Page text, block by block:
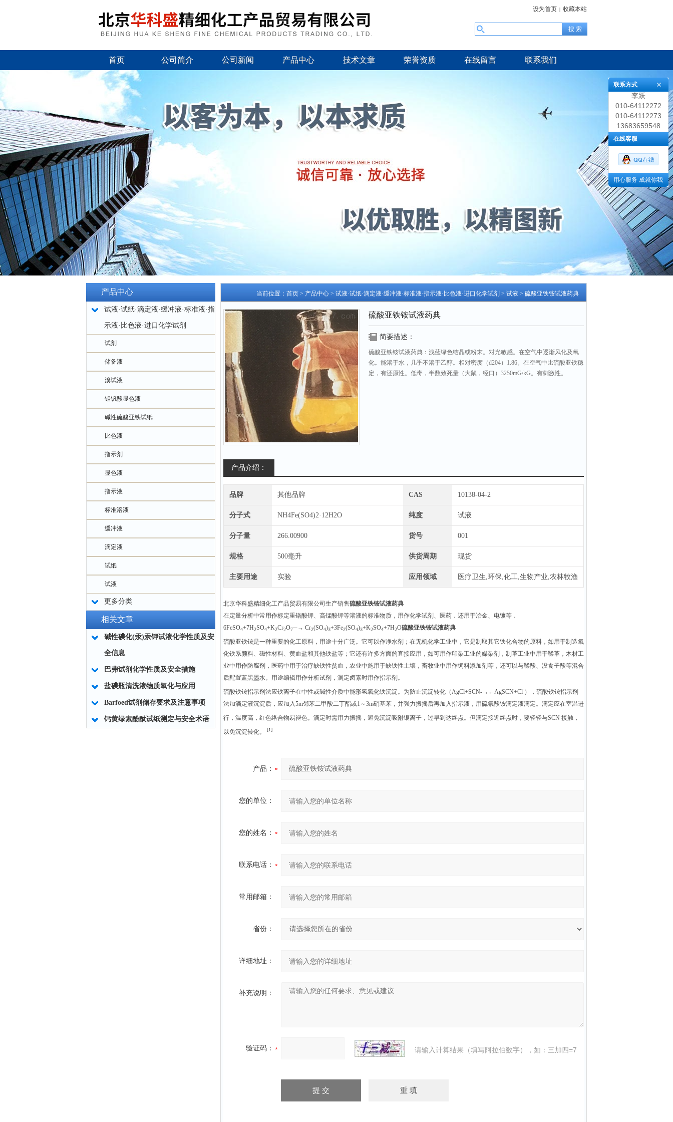
设为首页 | 收藏本站
首页 公司简介 公司新闻 产品中心 技术文章 荣誉资质 在线留言 联系我们
产品中心
试液·试纸·滴定液·缓冲液·标准液·指
示液·比色液·进口化学试剂
试剂
储备液
溴试液
钼钒酸显色液
碱性硫酸亚铁试纸
比色液
指示剂
显色液
指示液
标准溶液
缓冲液
滴定液
试纸
试液
更多分类
相关文章
碱性碘化(汞)汞钾试液化学性质及安
全信息
巴弗试剂化学性质及安全措施
盐碘瓶清洗液物质氧化与应用
Barfoed试剂储存要求及注意事项
钙黄绿素酚酞试纸测定与安全术语
当前位置： 首页 > 产品中心 > 试液·试纸·滴定液·缓冲液·标准液·指示液·比色液·进口化学试剂 > 试液 > 硫酸亚铁铵试液药典
硫酸亚铁铵试液药典
简要描述：
硫酸亚铁铵试液药典：浅蓝绿色结晶或粉末。对光敏感。在空气中逐渐风化及氧
化。能溶于水，几乎不溶于乙醇。相对密度（d204）1.86。在空气中比硫酸亚铁稳
定，有还原性。低毒，半数致死量（大鼠，经口）3250mG/kG。有刺激性。
产品介绍：
品牌 其他品牌 CAS 10138-04-2
分子式 NH4Fe(SO4)2·12H2O 纯度 试液
分子量 266.00900 货号 001
规格 500毫升 供货周期 现货
主要用途 实验 应用领域 医疗卫生,环保,化工,生物产业,农林牧渔
北京华科盛精细化工产品贸易有限公司生产销售硫酸亚铁铵试液药典
在定量分析中常用作标定重铬酸钾、高锰酸钾等溶液的标准物质，用作化学试剂、医药．还用于冶金、电镀等．
6FeSO4+7H2SO4+K2Cr2O7─→ Cr2(SO4)3+3Fe2(SO4)3+K2SO4+7H2O硫酸亚铁铵试液药典
硫酸亚铁铵是一种重要的化工原料，用途十分广泛。它可以作净水剂；在无机化学工业中，它是制取其它铁化合物的原料，如用于制造氧
化铁系颜料、磁性材料、黄血盐和其他铁盐等；它还有许多方面的直接应用，如可用作印染工业的媒染剂，制革工业中用于鞣革，木材工
业中用作防腐剂，医药中用于治疗缺铁性贫血，农业中施用于缺铁性土壤，畜牧业中用作饲料添加剂等，还可以与鞣酸、没食子酸等混合
后配置蓝黑墨水。用途编辑用作分析试剂，测定卤素时用作指示剂。
硫酸铁铵指示剂法应铁离子在中性或碱性介质中能形氢氧化铁沉淀。为防止沉淀转化（AgCl+SCN-→←AgSCN+Cl-），硫酸铁铵指示剂
法加滴定液沉淀后，应加入5m邻苯二甲酸二丁酯或1～3m硝基苯，并强力振摇后再加入指示液，用硫氰酸铵滴定液滴定。滴定应在室温进
行，温度高，红色络合物易褪色。滴定时需用力振摇，避免沉淀吸附银离子，过早到达终点。但滴定接近终点时，要轻轻与SCN-接触，
以免沉淀转化。
[1]
产品：
您的单位：
您的姓名：
联系电话：
常用邮箱：
省份：
详细地址：
补充说明：
验证码： 请输入计算结果（填写阿拉伯数字），如：三加四=7
联系方式
李跃
010-64112272
010-64112273
13683659548
在线客服
用心服务 成就你我